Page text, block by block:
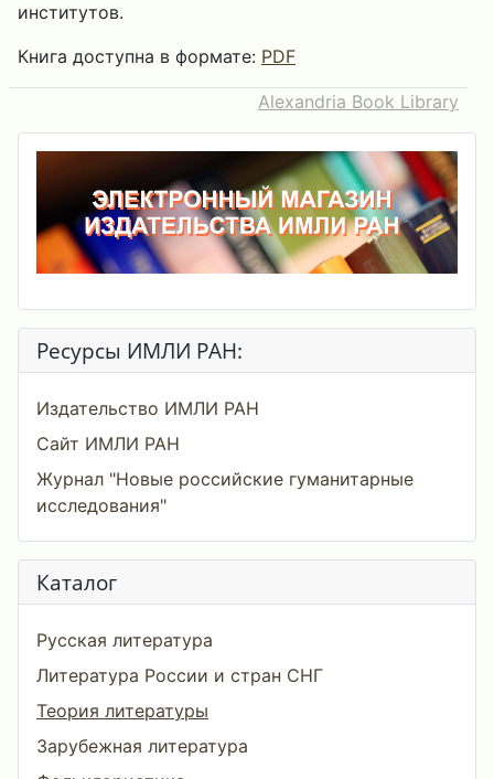
институтов.
Книга доступна в формате: PDF
Alexandria Book Library
Ресурсы ИМЛИ РАН:
Издательство ИМЛИ РАН
Сайт ИМЛИ РАН
Журнал "Новые российские гуманитарные
исследования"
Каталог
Русская литература
Литература России и стран СНГ
Теория литературы
Зарубежная литература